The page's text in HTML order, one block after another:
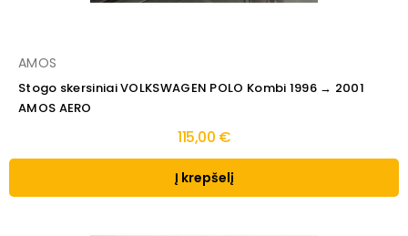
AMOS
Stogo skersiniai VOLKSWAGEN POLO Kombi 1996 → 2001
AMOS AERO
115,00 €
Į krepšelį